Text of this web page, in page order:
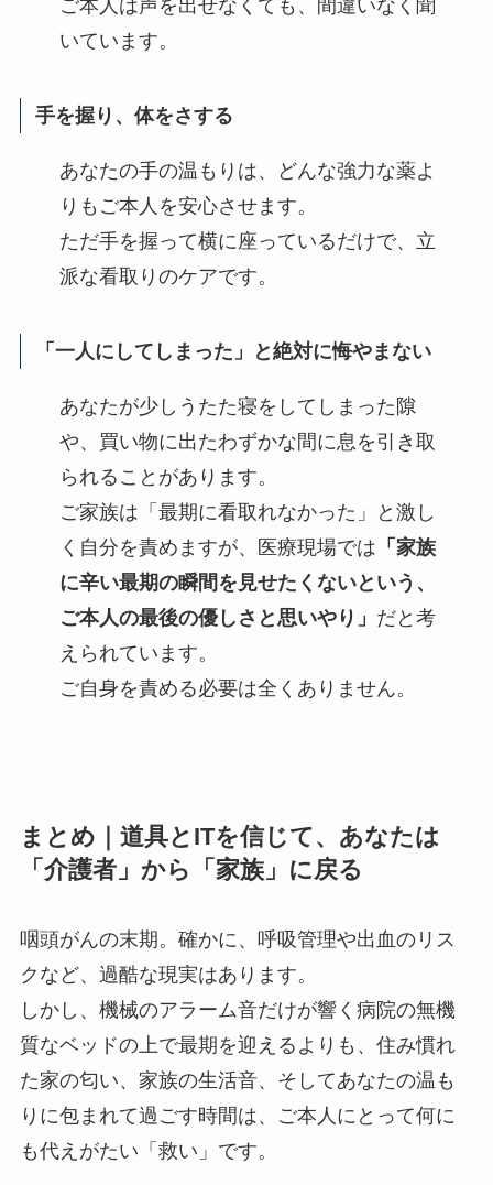
ご本人は声を出せなくても、間違いなく聞
いています。
手を握り、体をさする
あなたの手の温もりは、どんな強力な薬よ
りもご本人を安心させます。
ただ手を握って横に座っているだけで、立
派な看取りのケアです。
「一人にしてしまった」と絶対に悔やまない
あなたが少しうたた寝をしてしまった隙
や、買い物に出たわずかな間に息を引き取
られることがあります。
ご家族は「最期に看取れなかった」と激し
く自分を責めますが、医療現場では 「家族
に辛い最期の瞬間を見せたくないという、
ご本人の最後の優しさと思いやり」 だと考
えられています。
ご自身を責める必要は全くありません。
まとめ｜道具とITを信じて、あなたは
「介護者」から「家族」に戻る
咽頭がんの末期。確かに、呼吸管理や出血のリス
クなど、過酷な現実はあります。
しかし、機械のアラーム音だけが響く病院の無機
質なベッドの上で最期を迎えるよりも、住み慣れ
た家の匂い、家族の生活音、そしてあなたの温も
りに包まれて過ごす時間は、ご本人にとって何に
も代えがたい「救い」です。